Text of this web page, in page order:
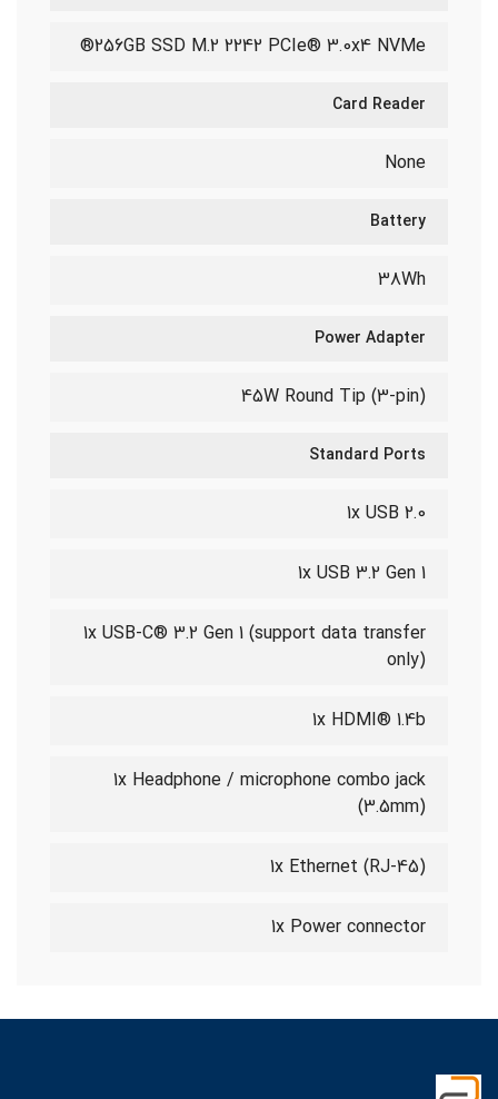
256GB SSD M.2 2242 PCIe® 3.0x4 NVMe®
Card Reader
None
Battery
38Wh
Power Adapter
45W Round Tip (3-pin)
Standard Ports
1x USB 2.0
1x USB 3.2 Gen 1
1x USB-C® 3.2 Gen 1 (support data transfer
only)
1x HDMI® 1.4b
1x Headphone / microphone combo jack
(3.5mm)
1x Ethernet (RJ-45)
1x Power connector